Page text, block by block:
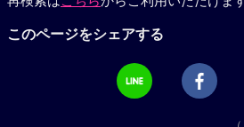
このページをシェアする